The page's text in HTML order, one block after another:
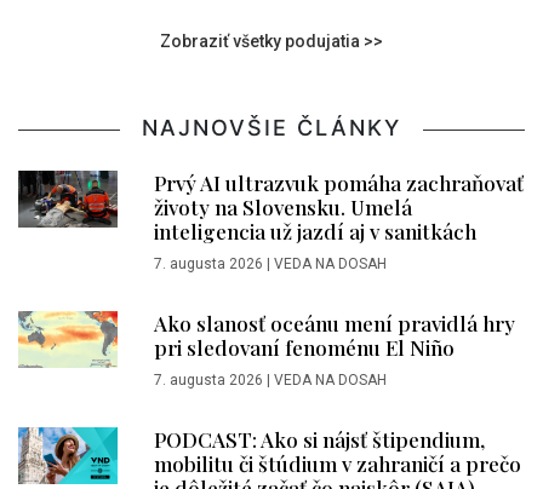
Zobraziť všetky podujatia >>
NAJNOVŠIE ČLÁNKY
Prvý AI ultrazvuk pomáha zachraňovať
životy na Slovensku. Umelá
inteligencia už jazdí aj v sanitkách
7. augusta 2026 VEDA NA DOSAH
Ako slanosť oceánu mení pravidlá hry
pri sledovaní fenoménu El Niño
7. augusta 2026 VEDA NA DOSAH
PODCAST: Ako si nájsť štipendium,
mobilitu či štúdium v zahraničí a prečo